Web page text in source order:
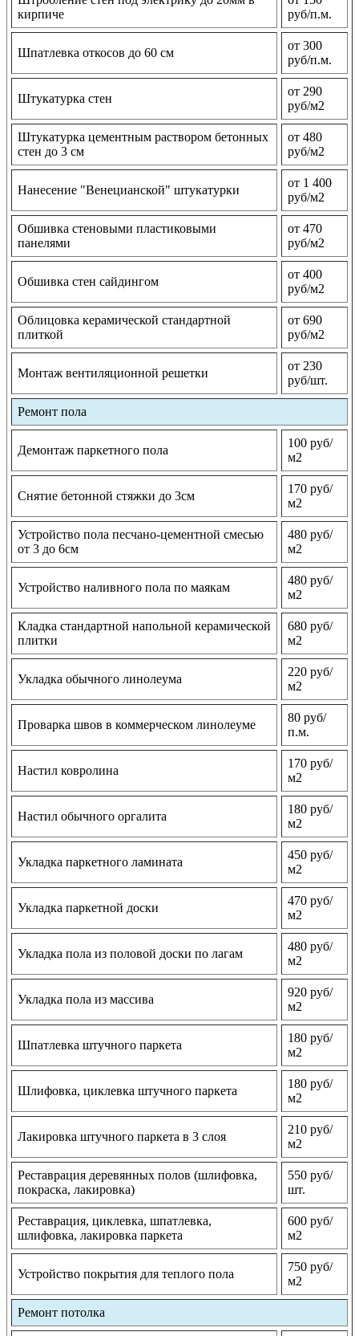
кирпиче
руб/п.м.
Шпатлевка откосов до 60 см
от 300
руб/п.м.
Штукатурка стен
от 290
руб/м2
Штукатурка цементным раствором бетонных
стен до 3 см
от 480
руб/м2
Нанесение "Венецианской" штукатурки
от 1 400
руб/м2
Обшивка стеновыми пластиковыми
панелями
от 470
руб/м2
Обшивка стен сайдингом
от 400
руб/м2
Облицовка керамической стандартной
плиткой
от 690
руб/м2
Монтаж вентиляционной решетки
от 230
руб/шт.
Ремонт пола
Демонтаж паркетного пола
100 руб/
м2
Снятие бетонной стяжки до 3см
170 руб/
м2
Устройство пола песчано-цементной смесью
от 3 до 6см
480 руб/
м2
Устройство наливного пола по маякам
480 руб/
м2
Кладка стандартной напольной керамической
плитки
680 руб/
м2
Укладка обычного линолеума
220 руб/
м2
Проварка швов в коммерческом линолеуме
80 руб/
п.м.
Настил ковролина
170 руб/
м2
Настил обычного оргалита
180 руб/
м2
Укладка паркетного ламината
450 руб/
м2
Укладка паркетной доски
470 руб/
м2
Укладка пола из половой доски по лагам
480 руб/
м2
Укладка пола из массива
920 руб/
м2
Шпатлевка штучного паркета
180 руб/
м2
Шлифовка, циклевка штучного паркета
180 руб/
м2
Лакировка штучного паркета в 3 слоя
210 руб/
м2
Реставрация деревянных полов (шлифовка,
покраска, лакировка)
550 руб/
шт.
Реставрация, циклевка, шпатлевка,
шлифовка, лакировка паркета
600 руб/
м2
Устройство покрытия для теплого пола
750 руб/
м2
Ремонт потолка